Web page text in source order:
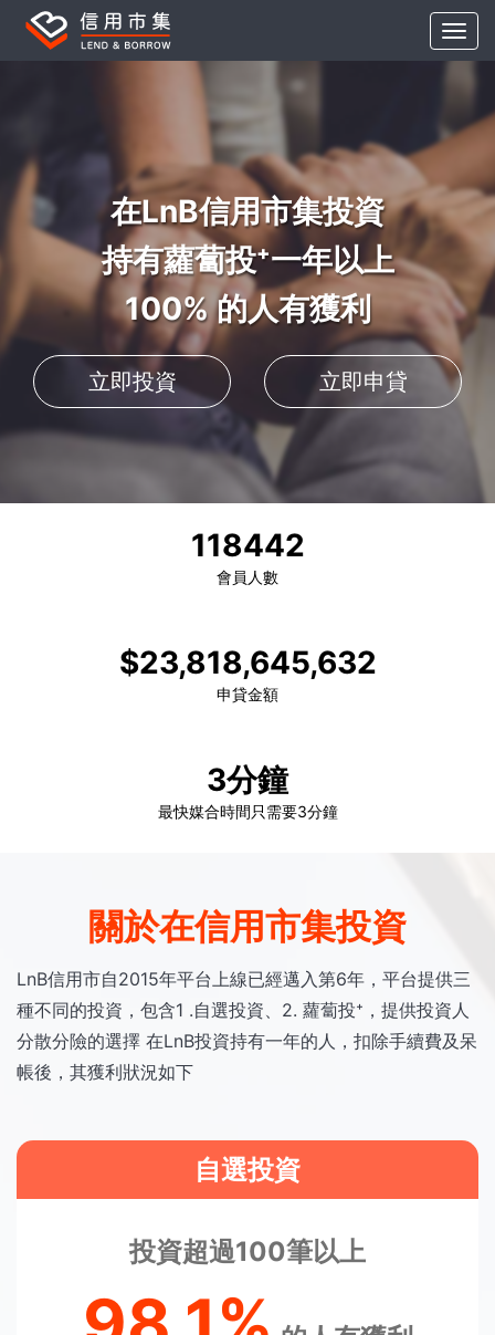
在LnB信用市集投資
持有蘿蔔投⁺一年以上
100% 的人有獲利
立即投資 立即申貸
118442
會員人數
$23,818,645,632
申貸金額
3分鐘
最快媒合時間只需要3分鐘
關於在信用市集投資
LnB信用市自2015年平台上線已經邁入第6年，平台提供三
種不同的投資，包含1 .自選投資、2. 蘿蔔投⁺，提供投資人
分散分險的選擇 在LnB投資持有一年的人，扣除手續費及呆
帳後，其獲利狀況如下
自選投資
投資超過100筆以上